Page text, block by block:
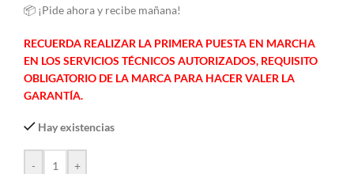
📦 ¡Pide ahora y recibe mañana!
RECUERDA REALIZAR LA PRIMERA PUESTA EN MARCHA
EN LOS SERVICIOS TÉCNICOS AUTORIZADOS, REQUISITO
OBLIGATORIO DE LA MARCA PARA HACER VALER LA
GARANTÍA.
Hay existencias
- +